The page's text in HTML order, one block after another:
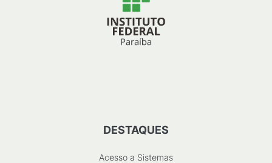
DESTAQUES
Acesso a Sistemas